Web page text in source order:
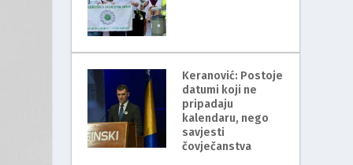
Keranović: Postoje
datumi koji ne
pripadaju
kalendaru, nego
savjesti
čovječanstva